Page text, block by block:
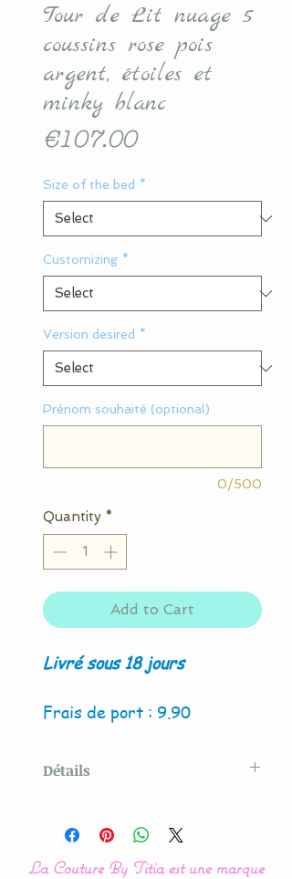
Tour de Lit nuage 5
coussins rose pois
argent, étoiles et
minky blanc
€107.00Price
Size of the bed *
Customizing *
Version desired *
Prénom souhaité (optional)
0/500
Quantity *
Add to Cart
Livré sous 18 jours
Frais de port : 9.90
Détails
Couture By Titia
La Couture By Titia est une marque